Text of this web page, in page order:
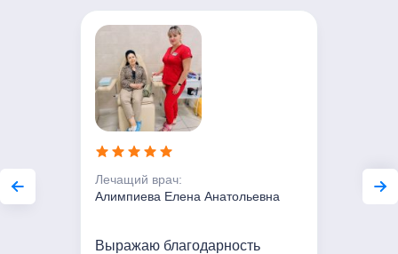
Лечащий врач:
Алимпиева Елена Анатольевна
Выражаю благодарность